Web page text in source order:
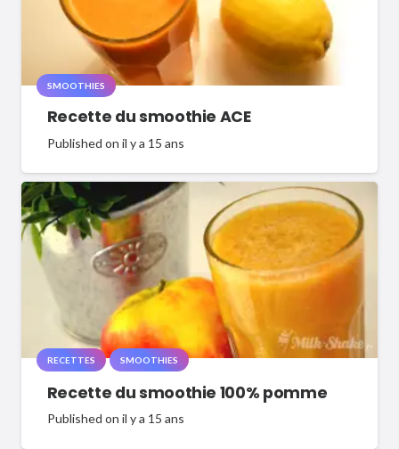
SMOOTHIES
Recette du smoothie ACE
Published on il y a 15 ans
RECETTES SMOOTHIES
Recette du smoothie 100% pomme
Published on il y a 15 ans